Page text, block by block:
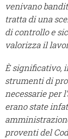
venivano
tratta di una
di controllo e
valorizza il
È significativo,
strumenti di
necessarie per
erano state
proventi del